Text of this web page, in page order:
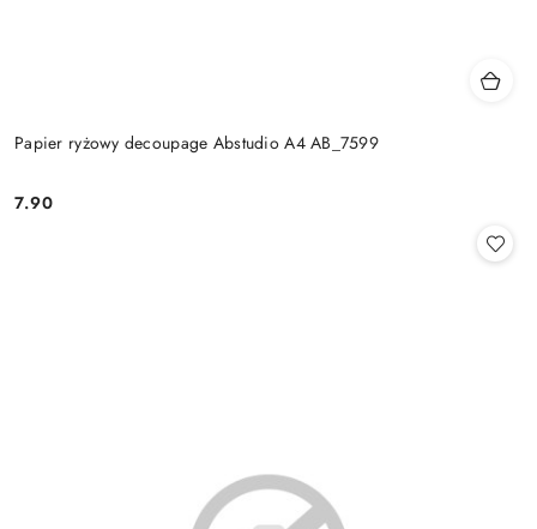
Papier ryżowy decoupage Abstudio A4 AB_7599
Cena:
7.90